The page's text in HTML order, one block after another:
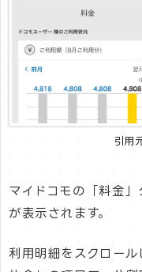
引用
マイドコモの「料金
が表示されます。
利用明細をスクロー